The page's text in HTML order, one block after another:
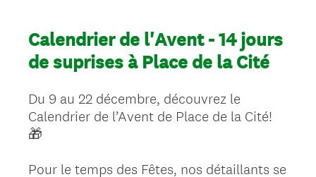
Calendrier de l'Avent - 14 jours
de suprises à Place de la Cité
Du 9 au 22 décembre, découvrez le
Calendrier de l’Avent de Place de la Cité!
🎁
Pour le temps des Fêtes, nos détaillants se